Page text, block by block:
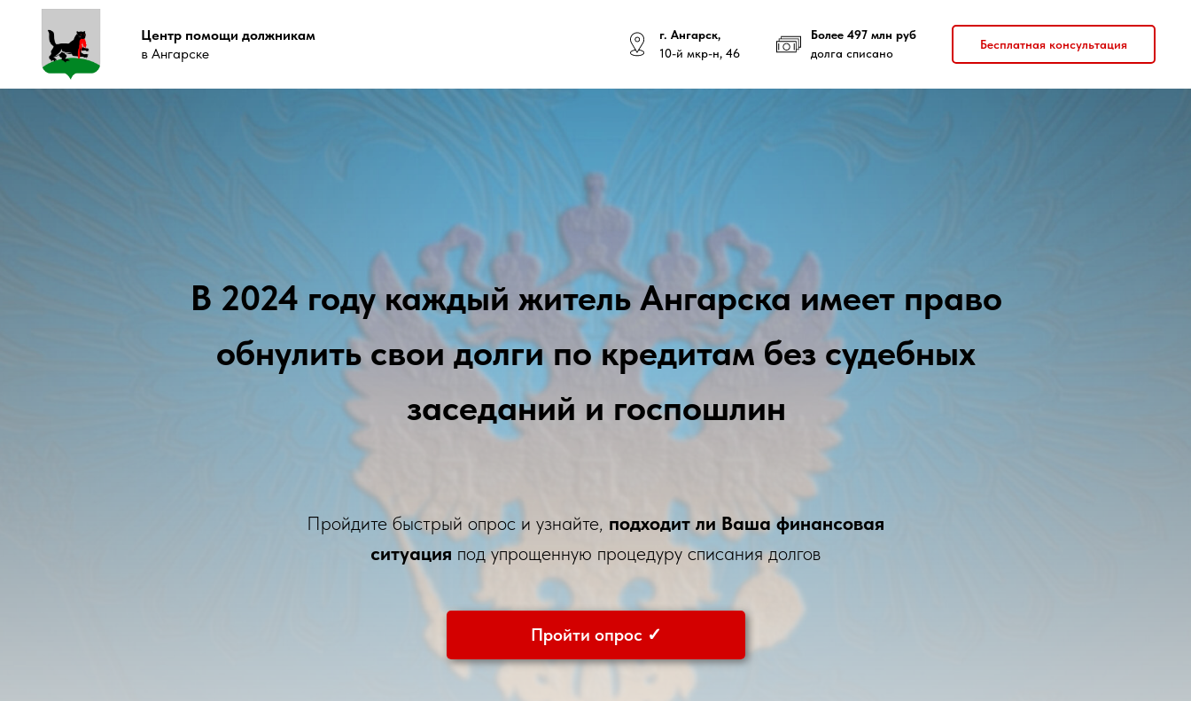
Центр помощи должникам
в Ангарске
г. Ангарск,
10-й мкр-н, 46
Более 497 млн руб
долга списано
Бесплатная консультация
В 2024 году каждый житель Ангарска имеет право
обнулить свои долги по кредитам без судебных
заседаний и госпошлин
Пройдите быстрый опрос и узнайте, подходит ли Ваша финансовая
ситуация под упрощенную процедуру списания долгов
Пройти опрос ✓